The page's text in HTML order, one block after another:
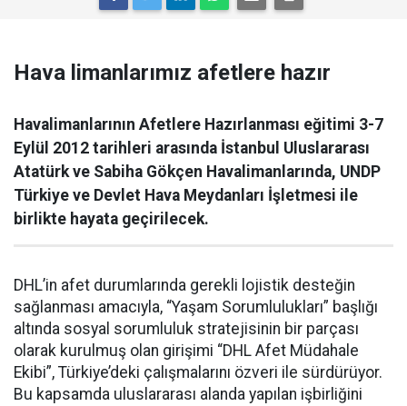
Hava limanlarımız afetlere hazır
Havalimanlarının Afetlere Hazırlanması eğitimi 3-7
Eylül 2012 tarihleri arasında İstanbul Uluslararası
Atatürk ve Sabiha Gökçen Havalimanlarında, UNDP
Türkiye ve Devlet Hava Meydanları İşletmesi ile
birlikte hayata geçirilecek.
DHL’in afet durumlarında gerekli lojistik desteğin
sağlanması amacıyla, “Yaşam Sorumlulukları” başlığı
altında sosyal sorumluluk stratejisinin bir parçası
olarak kurulmuş olan girişimi “DHL Afet Müdahale
Ekibi”, Türkiye’deki çalışmalarını özveri ile sürdürüyor.
Bu kapsamda uluslararası alanda yapılan işbirliğini